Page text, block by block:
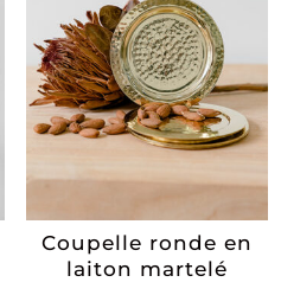
Coupelle ronde en
laiton martelé